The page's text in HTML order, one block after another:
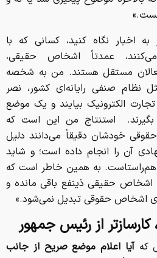
اخبار نگاه کنید، کسانی که با
عمدتاً اشخاص حقیقی،
مستقل هستند. من به شخصه
نظام صنفی رایانه‌ای کشور، نصر
الکترونیک بیایند و یک موضع
استنتاج من این است که
خودشان دقیقاً می‌دانند دلیل
آن را انجام داده است؛ و شاید
به همین خاطر است که
حقیقی ذینفع باقی مانده و
اشخاص حقوقی تبدیل نمی‌شود.»
از رئیس جمهور
کهآیا اعلام موضع صریح از جانب